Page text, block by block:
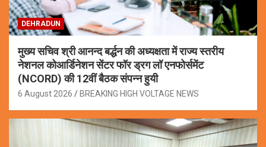
DEHRADUN
मुख्य सचिव श्री आनन्द बर्द्धन की अध्यक्षता में राज्य स्तरीय
नेशनल कोआर्डिनेशन सेंटर फॉर ड्रग लॉ एनफोर्समेंट
(NCORD) की 12वीं बैठक संपन्न हुयी
6 August 2026 BREAKING HIGH VOLTAGE NEWS